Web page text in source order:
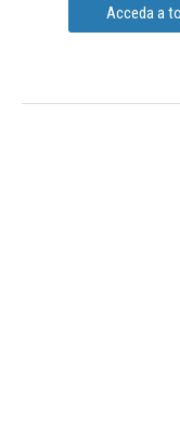
Acceda a